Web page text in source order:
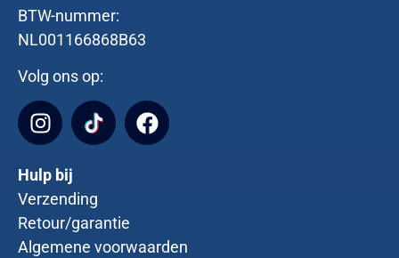
BTW-nummer:
NL001166868B63
Volg ons op:
Hulp bij
Verzending
Retour/garantie
Algemene voorwaarden